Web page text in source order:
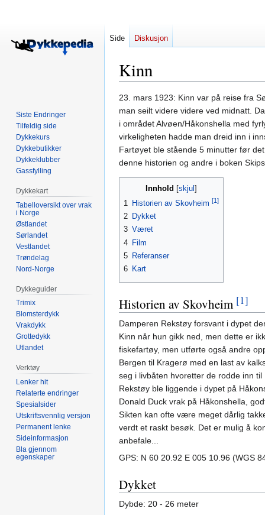
Kinn
Hopp
til
navigering
Hopp
til
søk
23. mars 1923: Kinn var på reise fra
man seilt videre videre ved midnatt.
i området Alvøen/Håkonshella med
virkeligheten hadde man dreid inn i
Fartøyet ble stående 5 minutter før
denne historien og andre i boken
Innhold
1
Historien av Skovheim [1]
2 Dykket
3 Været
4 Film
5 Referanser
6 Kart
Historien av Skovheim [1]
Damperen Rekstøy forsvant i dypet
Kinn når hun gikk ned, men dette er
fiskefartøy, men utførte også andre
Bergen til Kragerø med en last av
seg i livbåten hvoretter de rodde inn
Rekstøy ble liggende i dypet på
Donald Duck vrak på Håkonshella,
Sikten kan ofte være meget dårlig
verdt et raskt besøk. Det er mulig å
anbefale...
GPS: N 60 20.92 E 005 10.96 (WGS
Dykket
Dybde: 20 - 26 meter
Side Diskusjon
Siste Endringer
Tilfeldig side
Dykkekurs
Dykkebutikker
Dykkeklubber
Gassfylling
Dykkekart
Tabelloversikt over vrak
i Norge
Østlandet
Sørlandet
Vestlandet
Trøndelag
Nord-Norge
Dykkeguider
Trimix
Blomsterdykk
Vrakdykk
Grottedykk
Utlandet
Verktøy
Lenker hit
Relaterte endringer
Spesialsider
Utskriftsvennlig versjon
Permanent lenke
Sideinformasjon
Bla gjennom
egenskaper